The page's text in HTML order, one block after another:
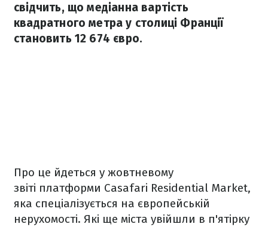
свідчить, що медіанна вартість
квадратного метра у столиці Франції
становить 12 674 євро.
Про це йдеться у жовтневому
звіті платформи Casafari Residential Market,
яка спеціалізується на європейській
нерухомості. Які ще міста увійшли в п'ятірку